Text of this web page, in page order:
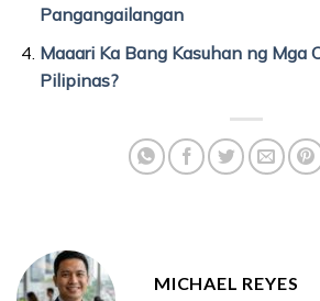
Pangangailangan
Maaari Ka Bang Kasuhan ng Mga
Pilipinas?
MICHAEL REYES